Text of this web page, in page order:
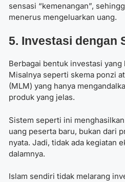
sensasi “kemenangan”,
menerus mengeluarkan uang.
5. Investasi dengan
Berbagai bentuk investasi
Misalnya seperti skema ponzi
(MLM) yang hanya
produk yang jelas.
Sistem seperti ini
uang peserta baru, bukan dari
nyata. Jadi, tidak ada kegiatan
dalamnya.
Islam sendiri tidak melarang